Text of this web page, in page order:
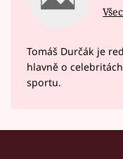
Tomáš Durčák je
hlavně o
sportu.